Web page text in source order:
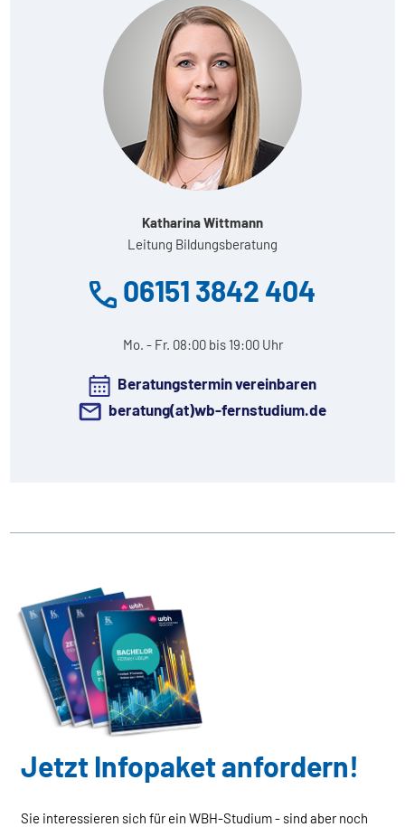
Katharina Wittmann
Leitung Bildungsberatung
06151 3842 404
Mo. - Fr. 08:00 bis 19:00 Uhr
Beratungstermin vereinbaren
beratung(at)wb-fernstudium.de
Jetzt Infopaket anfordern!
Sie interessieren sich für ein WBH-Studium - sind aber noch